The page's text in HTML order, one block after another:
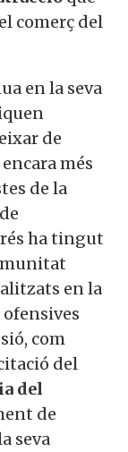
comerç del
en la seva
de
més
de la
ha tingut
en la
com
del
del
de
seva